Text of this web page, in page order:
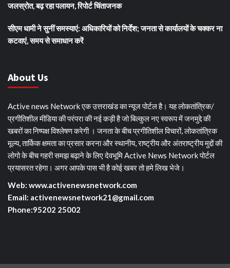
जलस्रोत, बढ़ रहा पलायन, रिपोर्ट चिंताजनक
सीएम धामी ने सुनीं समस्याएं: अधिकारियों को निर्देश; जनता से कार्यालयों के चक्कर ना
कटवाएं, समय से समाधान करें
About Us
Active news Network एक उत्तराखंड का न्यूज पोर्टल है। यह लोकतांत्रिक/
प्रगीतिशील मीडिया की परंपरा की नई कड़ी है जो बिल्कुल नए स्वरूप में जनमुद्दे की
खबरों का निष्पक्ष विश्लेषण करेगी । जनता के बीच प्रगीतिशील विचारों, लोकतांत्रिक
मूल्य, तार्किक क्षमता का प्रसार करना और स्थानीय, राष्ट्रीय और अंतराष्ट्रीय मुद्दों की
लोगो के बीच गहरी समझ बढ़ाने के लिए देवभूमि Active News Network पोर्टल
प्रयासरत रहेगा। अगर आपके पास भी है कोई खबर तो हमे लिख भेजे।
Web: www.activenewsnetwork.com
Email: activenewsnetwork21@gmail.com
Phone:95202 25002